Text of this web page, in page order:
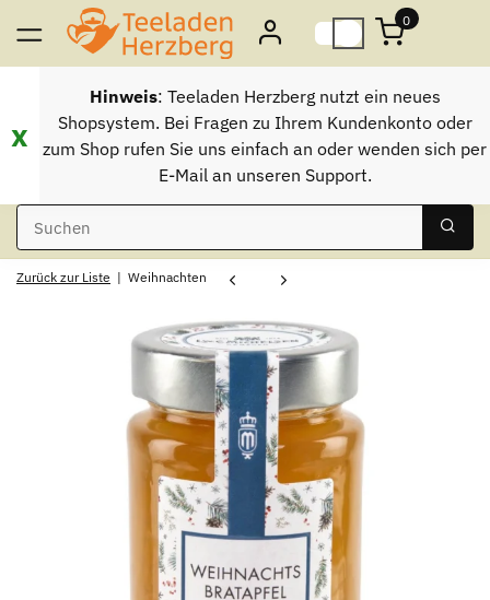
0
x
Hinweis: Teeladen Herzberg nutzt ein neues
Shopsystem. Bei Fragen zu Ihrem Kundenkonto oder
zum Shop rufen Sie uns einfach an oder wenden sich per
E-Mail an unseren Support.
Zurück zur Liste Weihnachten